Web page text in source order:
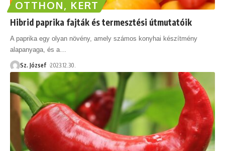
OTTHON, KERT
Hibrid paprika fajták és termesztési útmutatóik
A paprika egy olyan növény, amely számos konyhai készítmény
alapanyaga, és a
Sz. József 2023.12.30.